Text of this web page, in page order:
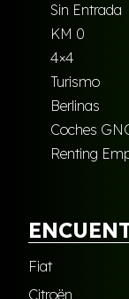
Sin Entrada
KM 0
4×4
Turismo
Berlinas
Coches
Renting
Fiat
Citroën